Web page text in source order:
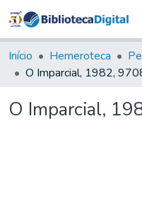
Início Hemeroteca
O Imparcial, 1982,
O Imparcial,